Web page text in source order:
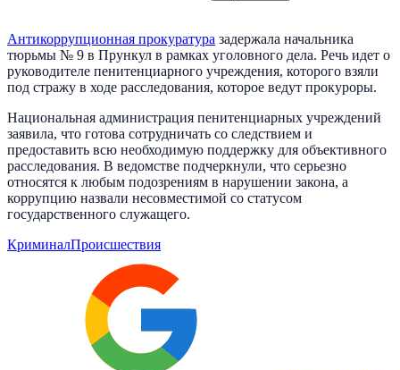
Антикоррупционная прокуратура задержала начальника
тюрьмы № 9 в Прункул в рамках уголовного дела. Речь идет о
руководителе пенитенциарного учреждения, которого взяли
под стражу в ходе расследования, которое ведут прокуроры.
Национальная администрация пенитенциарных учреждений
заявила, что готова сотрудничать со следствием и
предоставить всю необходимую поддержку для объективного
расследования. В ведомстве подчеркнули, что серьезно
относятся к любым подозрениям в нарушении закона, а
коррупцию назвали несовместимой со статусом
государственного служащего.
КриминалПроисшествия